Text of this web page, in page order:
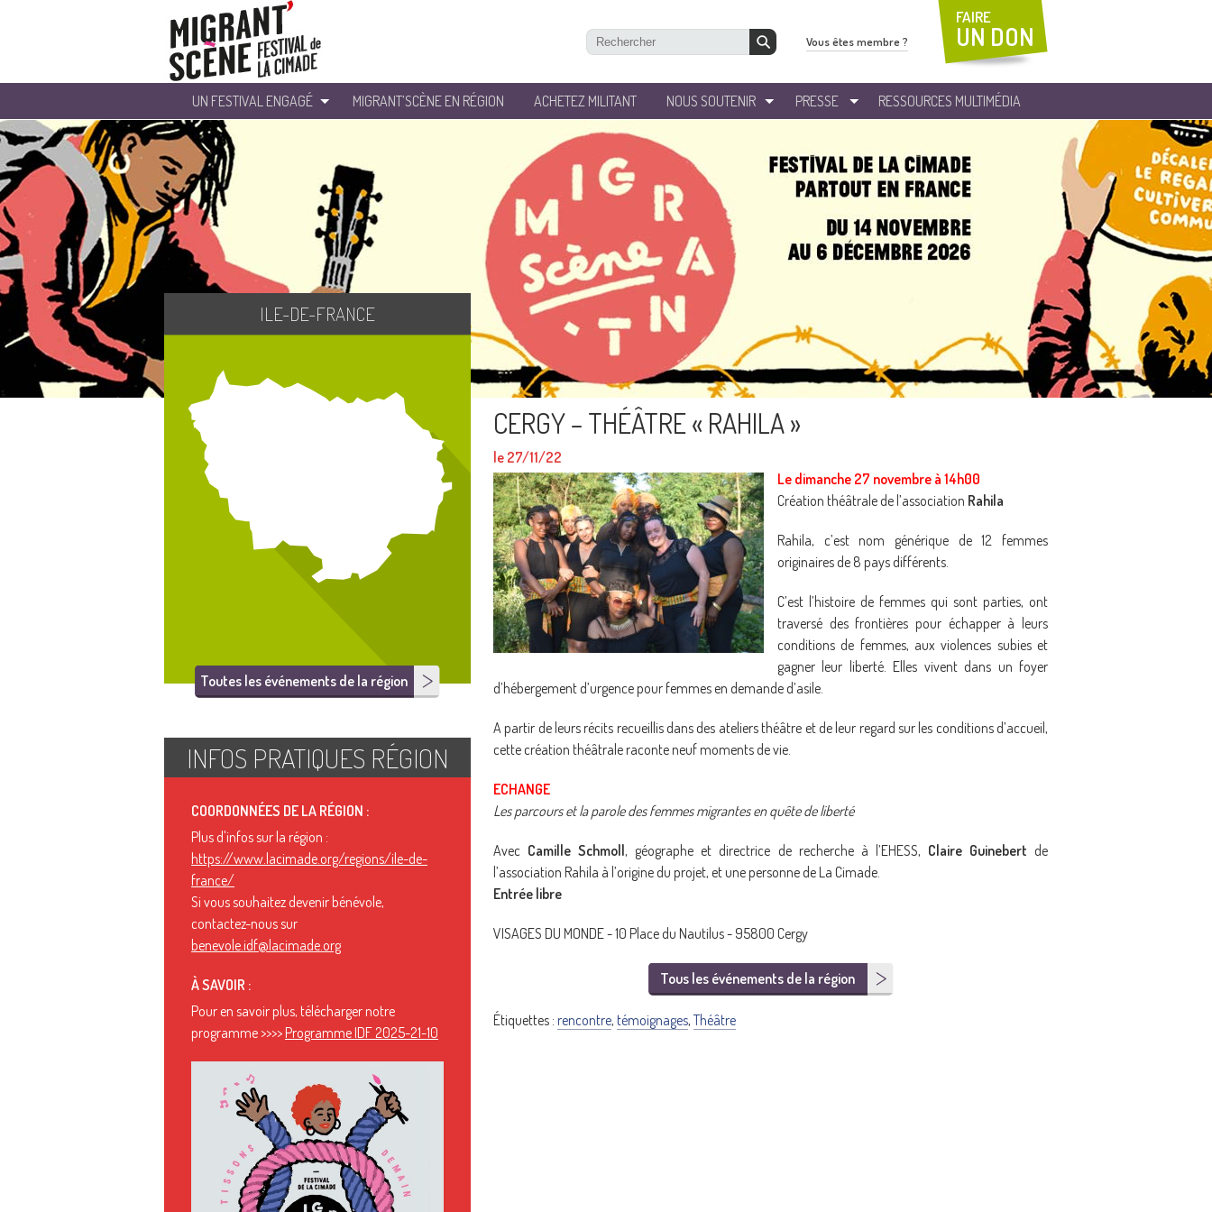
UN FESTIVAL ENGAGÉ MIGRANT’SCÈNE EN RÉGION ACHETEZ MILITANT NOUS SOUTENIR PRESSE RESSOURCES MULTIMÉDIA
Vous êtes membre ?
FAIRE
UN DON
CERGY – THÉÂTRE « RAHILA »
le 27/11/22
Le dimanche 27 novembre à 14h00
Création théâtrale de l’association Rahila
Rahila, c’est nom générique de 12 femmes
originaires de 8 pays différents.
C’est l’histoire de femmes qui sont parties, ont
traversé des frontières pour échapper à leurs
conditions de femmes, aux violences subies et
gagner leur liberté. Elles vivent dans un foyer
d’hébergement d’urgence pour femmes en demande d’asile.
A partir de leurs récits recueillis dans des ateliers théâtre et de leur regard sur les conditions d’accueil,
cette création théâtrale raconte neuf moments de vie.
ECHANGE
Les parcours et la parole des femmes migrantes en quête de liberté
Avec Camille Schmoll, géographe et directrice de recherche à l’EHESS, Claire Guinebert de
l’association Rahila à l’origine du projet, et une personne de La Cimade.
Entrée libre
VISAGES DU MONDE - 10 Place du Nautilus - 95800 Cergy
Tous les événements de la région
Étiquettes : rencontre, témoignages,Théâtre
ILE-DE-FRANCE
Toutes les événements de la région
INFOS PRATIQUES RÉGION
COORDONNÉES DE LA RÉGION :
Plus d'infos sur la région :
https://www.lacimade.org/regions/ile-de-
france/
Si vous souhaitez devenir bénévole,
contactez-nous sur
benevole.idf@lacimade.org
À SAVOIR :
Pour en savoir plus, télécharger notre
programme >>>> Programme IDF 2025-21-10